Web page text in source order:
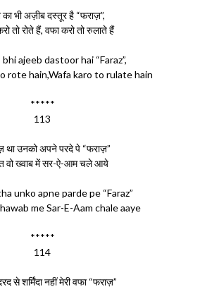
का भी अज़ीब दस्तूर है “फराज़”,
तो रोते हैं, वफा करो तो रुलाते हैं
ajeeb dastoor hai “Faraz”,
rote hain,Wafa karo to rulate hain
*****
113
था उनको अपने परदे पे “फराज़”
वो ख्वाब में सर-ऐ-आम चले आये
unko apne parde pe “Faraz”
me Sar-E-Aam chale aaye
*****
114
से शर्मिंदा नहीं मेरी वफा “फराज़”